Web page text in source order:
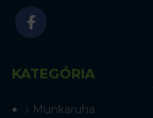
KATEGÓRIA
Munkaruha